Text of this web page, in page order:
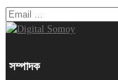
সম্পাদক